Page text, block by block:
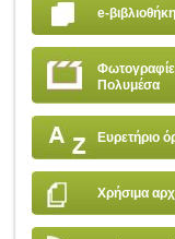
e-βιβλιοθήκη
Πολυμέσα
Ευρετήριο
Χρήσιμα